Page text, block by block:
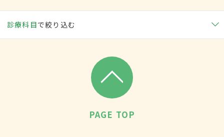
診療科目で絞り込む
PAGE TOP